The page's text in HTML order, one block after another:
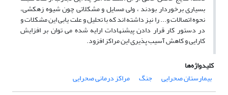
بسیاری برخوردار بودند ، ولی مسایل و مشکلاتی چون شیوه زهکشی،
نحوه اتصالات و... را نیز داشته اند که با تحلیل و علت یابی این مشکلات و
در دستور کار قرار دادن پیشنهادات ارایه شده می توان بر افزایش
کارایی و کاهش آسیب پذیری این مراکز افزود.
کلیدواژه‌ها
بیمارستان صحرایی
جنگ مراکز درمانی صحرایی